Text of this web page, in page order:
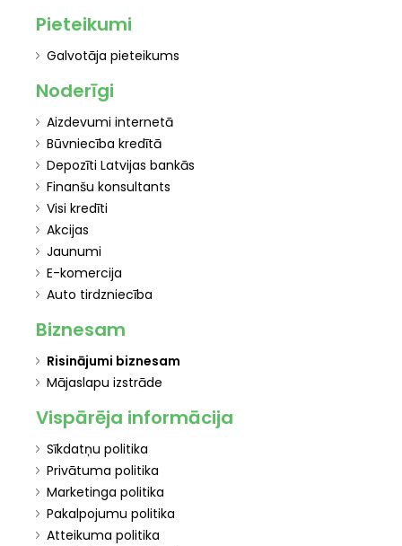
Pieteikumi
Galvotāja pieteikums
Noderīgi
Aizdevumi internetā
Būvniecība kredītā
Depozīti Latvijas bankās
Finanšu konsultants
Visi kredīti
Akcijas
Jaunumi
E-komercija
Auto tirdzniecība
Biznesam
Risinājumi biznesam
Mājaslapu izstrāde
Vispārēja informācija
Sīkdatņu politika
Privātuma politika
Marketinga politika
Pakalpojumu politika
Atteikuma politika